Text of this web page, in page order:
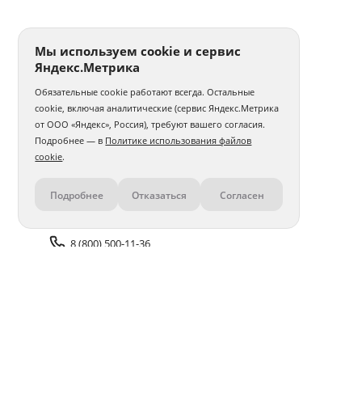
Контакты
8 (800) 500-11-36
Мы используем cookie и сервис
Яндекс.Метрика
Обязательные cookie работают всегда. Остальные
cookie, включая аналитические (сервис Яндекс.Метрика
от ООО «Яндекс», Россия), требуют вашего согласия.
Подробнее — в Политике использования файлов
cookie.
Подробнее Отказаться Согласен